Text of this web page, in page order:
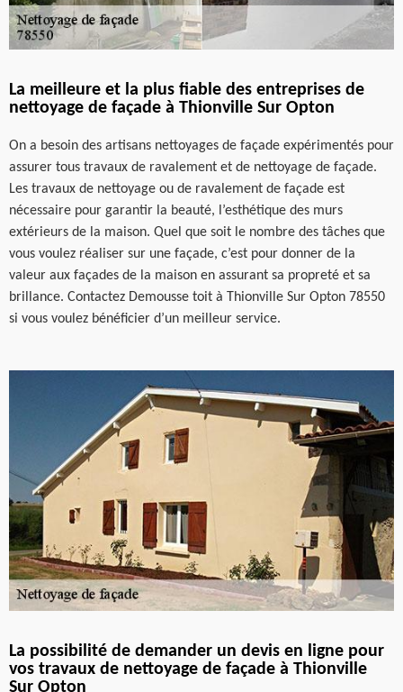
La meilleure et la plus fiable des entreprises de
nettoyage de façade à Thionville Sur Opton
On a besoin des artisans nettoyages de façade expérimentés pour
assurer tous travaux de ravalement et de nettoyage de façade.
Les travaux de nettoyage ou de ravalement de façade est
nécessaire pour garantir la beauté, l’esthétique des murs
extérieurs de la maison. Quel que soit le nombre des tâches que
vous voulez réaliser sur une façade, c’est pour donner de la
valeur aux façades de la maison en assurant sa propreté et sa
brillance. Contactez Demousse toit à Thionville Sur Opton 78550
si vous voulez bénéficier d’un meilleur service.
La possibilité de demander un devis en ligne pour
vos travaux de nettoyage de façade à Thionville
Sur Opton